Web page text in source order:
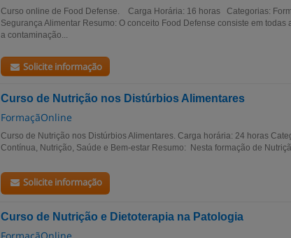
Curso online de Food Defense. Carga Horária: 16 horas Categorias:
Segurança Alimentar Resumo: O conceito Food Defense consiste em
a contaminação...
Solicite informação
Curso de Nutrição nos Distúrbios Alimentares
FormaçãOnline
Curso de Nutrição nos Distúrbios Alimentares. Carga horária: 24 horas
Contínua, Nutrição, Saúde e Bem-estar Resumo: Nesta formação de
Solicite informação
Curso de Nutrição e Dietoterapia na Patologia